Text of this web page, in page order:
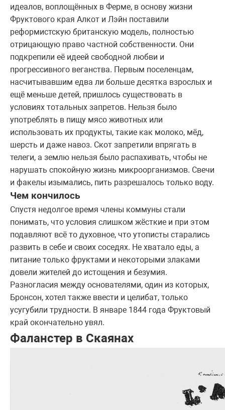
идеалов, воплощённых в Ферме, в основу жизни
Фруктового края Алкот и Лэйн поставили
реформистскую британскую модель, полностью
отрицающую право частной собственности. Они
подкрепили её идеей свободной любви и
прогрессивного веганства. Первым поселенцам,
насчитывавшим едва ли больше десятка взрослых и
ещё меньше детей, пришлось существовать в
условиях тотальных запретов. Нельзя было
употреблять в пищу мясо животных или
использовать их продукты, такие как молоко, мёд,
шерсть и даже навоз. Скот запретили впрягать в
телеги, а землю нельзя было распахивать, чтобы не
нарушать спокойную жизнь микроорганизмов. Свечи
и факелы изымались, пить разрешалось только воду.
Чем кончилось
Спустя недолгое время члены коммуны стали
понимать, что условия слишком жёсткие и при этом
подавляют всё то духовное, что утописты старались
развить в себе и своих соседях. Не хватало еды, а
питание только фруктами и некоторыми злаками
довели жителей до истощения и безумия.
Разногласия между основателями, один из которых,
Бронсон, хотел также ввести и целибат, только
усугубили трудности. В январе 1844 года Фруктовый
край окончательно увял.
Фаланстер в Скаянах